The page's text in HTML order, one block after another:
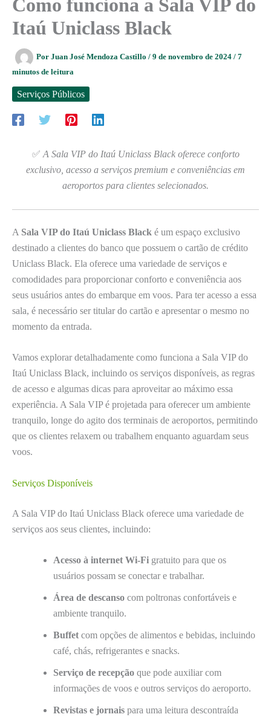
Como funciona a Sala VIP do
Itaú Uniclass Black
Por Juan José Mendoza Castillo / 9 de novembro de 2024 / 7
minutos de leitura
Serviços Públicos
✅ A Sala VIP do Itaú Uniclass Black oferece conforto
exclusivo, acesso a serviços premium e conveniências em
aeroportos para clientes selecionados.
A Sala VIP do Itaú Uniclass Black é um espaço exclusivo
destinado a clientes do banco que possuem o cartão de crédito
Uniclass Black. Ela oferece uma variedade de serviços e
comodidades para proporcionar conforto e conveniência aos
seus usuários antes do embarque em voos. Para ter acesso a essa
sala, é necessário ser titular do cartão e apresentar o mesmo no
momento da entrada.
Vamos explorar detalhadamente como funciona a Sala VIP do
Itaú Uniclass Black, incluindo os serviços disponíveis, as regras
de acesso e algumas dicas para aproveitar ao máximo essa
experiência. A Sala VIP é projetada para oferecer um ambiente
tranquilo, longe do agito dos terminais de aeroportos, permitindo
que os clientes relaxem ou trabalhem enquanto aguardam seus
voos.
Serviços Disponíveis
A Sala VIP do Itaú Uniclass Black oferece uma variedade de
serviços aos seus clientes, incluindo:
Acesso à internet Wi-Fi gratuito para que os
usuários possam se conectar e trabalhar.
Área de descanso com poltronas confortáveis e
ambiente tranquilo.
Buffet com opções de alimentos e bebidas, incluindo
café, chás, refrigerantes e snacks.
Serviço de recepção que pode auxiliar com
informações de voos e outros serviços do aeroporto.
Revistas e jornais para uma leitura descontraída